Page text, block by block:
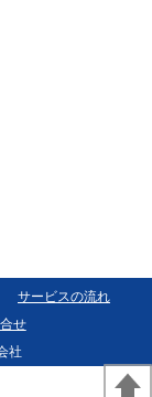
社
サービスの流れ
せ